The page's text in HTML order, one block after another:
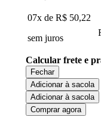
07x de R$ 50,22
sem juros
Calcular frete e
Fechar
Adicionar à sacola
Adicionar à sacola
Comprar agora